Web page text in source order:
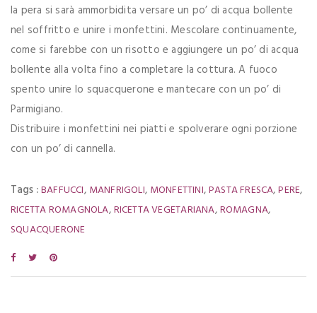
la pera si sarà ammorbidita versare un po’ di acqua bollente
nel soffritto e unire i monfettini. Mescolare continuamente,
come si farebbe con un risotto e aggiungere un po’ di acqua
bollente alla volta fino a completare la cottura. A fuoco
spento unire lo squacquerone e mantecare con un po’ di
Parmigiano.
Distribuire i monfettini nei piatti e spolverare ogni porzione
con un po’ di cannella.
Tags :BAFFUCCI, MANFRIGOLI, MONFETTINI,PASTA FRESCA,PERE,
RICETTA ROMAGNOLA,RICETTA VEGETARIANA,ROMAGNA,
SQUACQUERONE